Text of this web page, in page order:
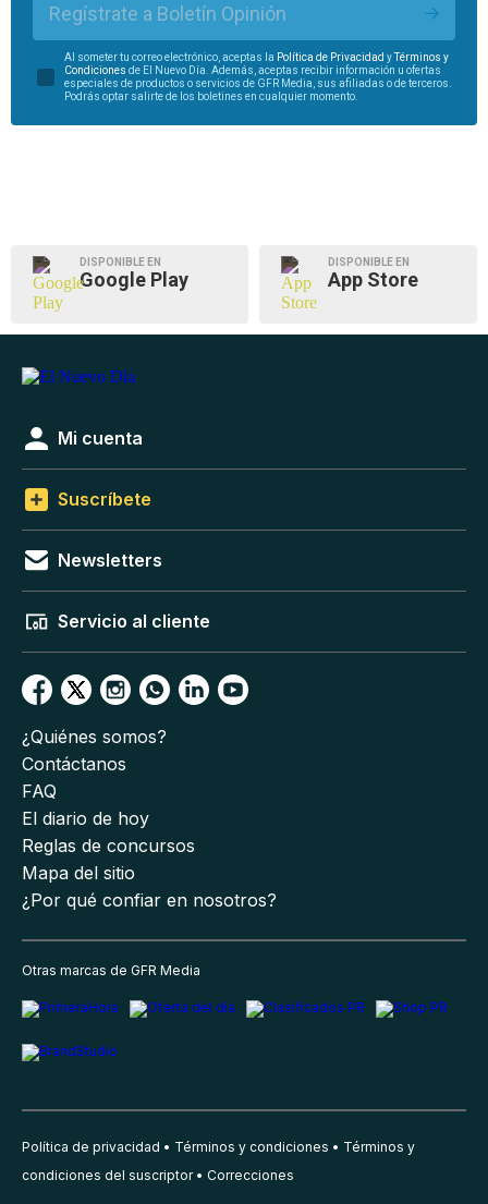
Regístrate a Boletín Opinión
Al someter tu correo electrónico, aceptas la Política de Privacidad yTérminos y
Condiciones de El Nuevo Día. Además, aceptas recibir información u ofertas
especiales de productos o servicios de GFR Media, sus afiliadas o de terceros.
Podrás optar salirte de los boletines en cualquier momento.
DISPONIBLE EN
Google Play
DISPONIBLE EN
App Store
Mi cuenta
Suscríbete
Newsletters
Servicio al cliente
¿Quiénes somos?
Contáctanos
FAQ
El diario de hoy
Reglas de concursos
Mapa del sitio
¿Por qué confiar en nosotros?
Otras marcas de GFR Media
Política de privacidad Términos y condiciones
Términos y
condiciones del suscriptor
Correcciones